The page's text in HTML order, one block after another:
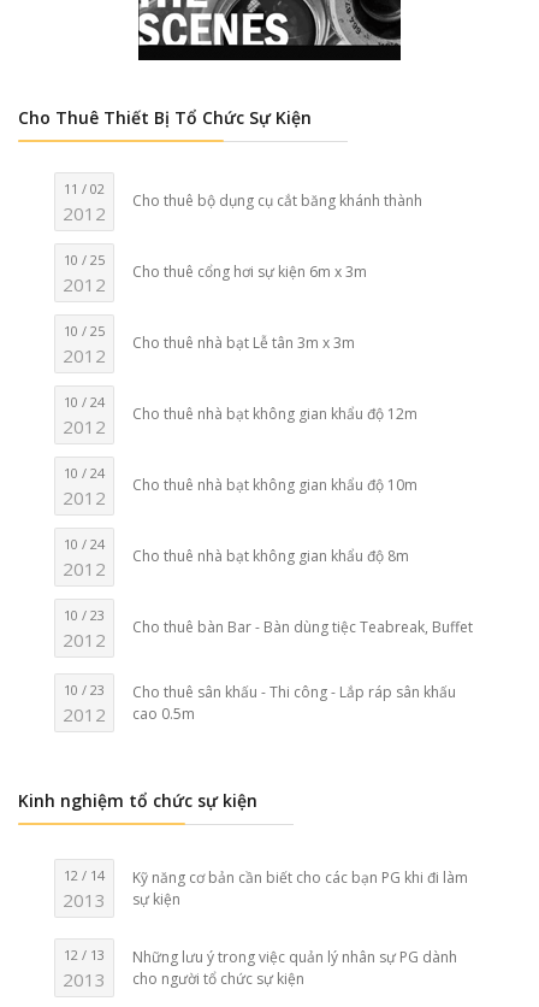
Cho Thuê Thiết Bị Tổ Chức Sự Kiện
11 / 02
2012 Cho thuê bộ dụng cụ cắt băng khánh thành
10 / 25
2012 Cho thuê cổng hơi sự kiện 6m x 3m
10 / 25
2012 Cho thuê nhà bạt Lễ tân 3m x 3m
10 / 24
2012 Cho thuê nhà bạt không gian khẩu độ 12m
10 / 24
2012 Cho thuê nhà bạt không gian khẩu độ 10m
10 / 24
2012 Cho thuê nhà bạt không gian khẩu độ 8m
10 / 23
2012 Cho thuê bàn Bar - Bàn dùng tiệc Teabreak, Buffet
10 / 23
2012
Cho thuê sân khấu - Thi công - Lắp ráp sân khấu
cao 0.5m
Kinh nghiệm tổ chức sự kiện
12 / 14
2013
Kỹ năng cơ bản cần biết cho các bạn PG khi đi làm
sự kiện
12 / 13
2013
Những lưu ý trong việc quản lý nhân sự PG dành
cho người tổ chức sự kiện